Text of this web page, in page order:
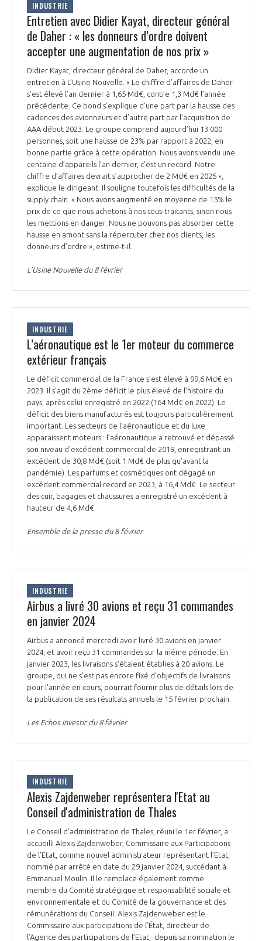
INDUSTRIE
Entretien avec Didier Kayat, directeur général
de Daher : « les donneurs d’ordre doivent
accepter une augmentation de nos prix »
Didier Kayat, directeur général de Daher, accorde un
entretien à L’Usine Nouvelle. « Le chiffre d’affaires de Daher
s’est élevé l’an dernier à 1,65 Md€, contre 1,3 Md€ l’année
précédente. Ce bond s’explique d’une part par la hausse des
cadences des avionneurs et d’autre part par l’acquisition de
AAA début 2023. Le groupe comprend aujourd’hui 13 000
personnes, soit une hausse de 23% par rapport à 2022, en
bonne partie grâce à cette opération. Nous avons vendu une
centaine d’appareils l’an dernier, c’est un record. Notre
chiffre d’affaires devrait s’approcher de 2 Md€ en 2025 »,
explique le dirigeant. Il souligne toutefois les difficultés de la
supply chain. « Nous avons augmenté en moyenne de 15% le
prix de ce que nous achetons à nos sous-traitants, sinon nous
les mettions en danger. Nous ne pouvons pas absorber cette
hausse en amont sans la répercuter chez nos clients, les
donneurs d’ordre », estime-t-il.
L’Usine Nouvelle du 8 février
INDUSTRIE
L’aéronautique est le 1er moteur du commerce
extérieur français
Le déficit commercial de la France s’est élevé à 99,6 Md€ en
2023. Il s’agit du 2ème déficit le plus élevé de l’histoire du
pays, après celui enregistré en 2022 (164 Md€ en 2022). Le
déficit des biens manufacturés est toujours particulièrement
important. Les secteurs de l’aéronautique et du luxe
apparaissent moteurs : l’aéronautique a retrouvé et dépassé
son niveau d'excédent commercial de 2019, enregistrant un
excédent de 30,8 Md€ (soit 1 Md€ de plus qu'avant la
pandémie). Les parfums et cosmétiques ont dégagé un
excédent commercial record en 2023, à 16,4 Md€. Le secteur
des cuir, bagages et chaussures a enregistré un excédent à
hauteur de 4,6 Md€.
Ensemble de la presse du 8 février
INDUSTRIE
Airbus a livré 30 avions et reçu 31 commandes
en janvier 2024
Airbus a annoncé mercredi avoir livré 30 avions en janvier
2024, et avoir reçu 31 commandes sur la même période. En
janvier 2023, les livraisons s'étaient établies à 20 avions. Le
groupe, qui ne s'est pas encore fixé d'objectifs de livraisons
pour l'année en cours, pourrait fournir plus de détails lors de
la publication de ses résultats annuels le 15 février prochain.
Les Echos Investir du 8 février
INDUSTRIE
Alexis Zajdenweber représentera l'Etat au
Conseil d'administration de Thales
Le Conseil d’administration de Thales, réuni le 1er février, a
accueilli Alexis Zajdenweber, Commissaire aux Participations
de l’Etat, comme nouvel administrateur représentant l’Etat,
nommé par arrêté en date du 29 janvier 2024, succédant à
Emmanuel Moulin. Il le remplace également comme
membre du Comité stratégique et responsabilité sociale et
environnementale et du Comité de la gouvernance et des
rémunérations du Conseil. Alexis Zajdenweber est le
Commissaire aux participations de l’État, directeur de
l’Agence des participations de l’Etat, ​ depuis sa nomination le